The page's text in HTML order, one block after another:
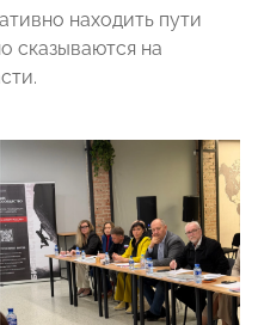
находить пути
сказываются на